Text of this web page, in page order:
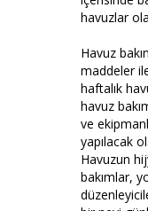
havuzlar
Havuz
maddeler
haftalık
havuz
ve
yapılacak
Havuzun
bakımlar,